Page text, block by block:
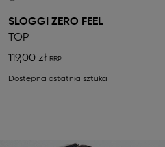
SLOGGI ZERO FEEL
TOP
119,00 zł
Dostępna ostatnia sztuka